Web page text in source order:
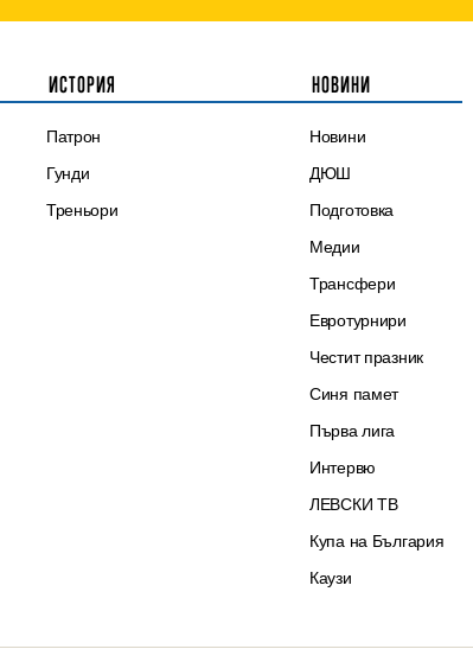
ИСТОРИЯ
Патрон
Гунди
Треньори
НОВИНИ
Новини
ДЮШ
Подготовка
Медии
Трансфери
Евротурнири
Честит празник
Синя памет
Първа лига
Интервю
ЛЕВСКИ ТВ
Купа на България
Каузи